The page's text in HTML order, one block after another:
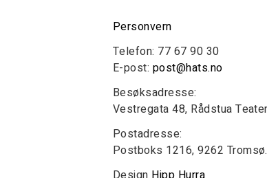
Personvern
Telefon: 77 67 90 30
E-post: post@hats.no
Besøksadresse:
Vestregata 48, Rådstua
Postadresse:
Postboks 1216, 9262 Tromsø.